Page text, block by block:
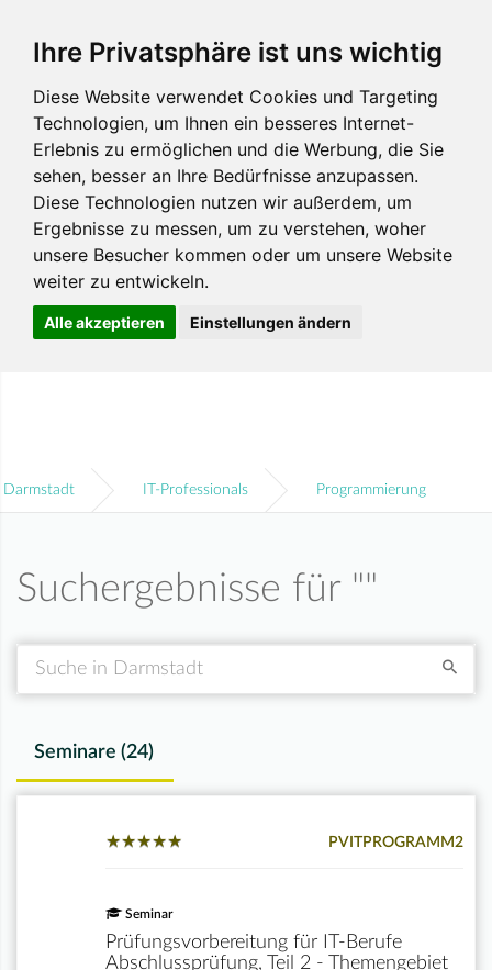
Ihre Privatsphäre ist uns wichtig
Diese Website verwendet Cookies und Targeting
Technologien, um Ihnen ein besseres Internet-
Erlebnis zu ermöglichen und die Werbung, die Sie
sehen, besser an Ihre Bedürfnisse anzupassen.
Diese Technologien nutzen wir außerdem, um
Ergebnisse zu messen, um zu verstehen, woher
unsere Besucher kommen oder um unsere Website
weiter zu entwickeln.
Alle akzeptieren Einstellungen ändern
Darmstadt IT-Professionals Programmierung
Suchergebnisse für ""
Seminare (24)
★★★★★
★★★★★ PVITPROGRAMM2
Seminar
Prüfungsvorbereitung für IT-Berufe
Abschlussprüfung, Teil 2 - Themengebiet